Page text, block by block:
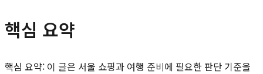
핵심 요약
핵심 요약: 이 글은 서울 쇼핑과 여행 준비에 필요한 판단 기준을